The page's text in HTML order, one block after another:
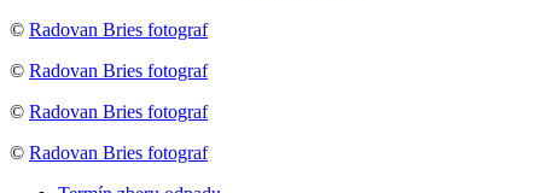
© Radovan Bries fotograf
© Radovan Bries fotograf
© Radovan Bries fotograf
© Radovan Bries fotograf